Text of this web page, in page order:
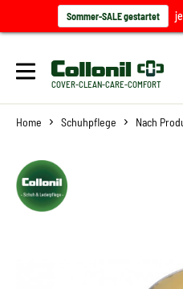
Sommer-SALE gestartet
COVER-CLEAN-CARE-COMFORT
Home Schuhpflege Nach